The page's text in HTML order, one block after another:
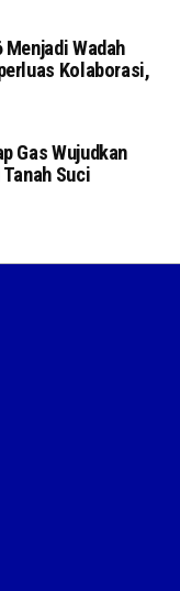
Menjadi Wadah
Kolaborasi,
Gas Wujudkan
Suci